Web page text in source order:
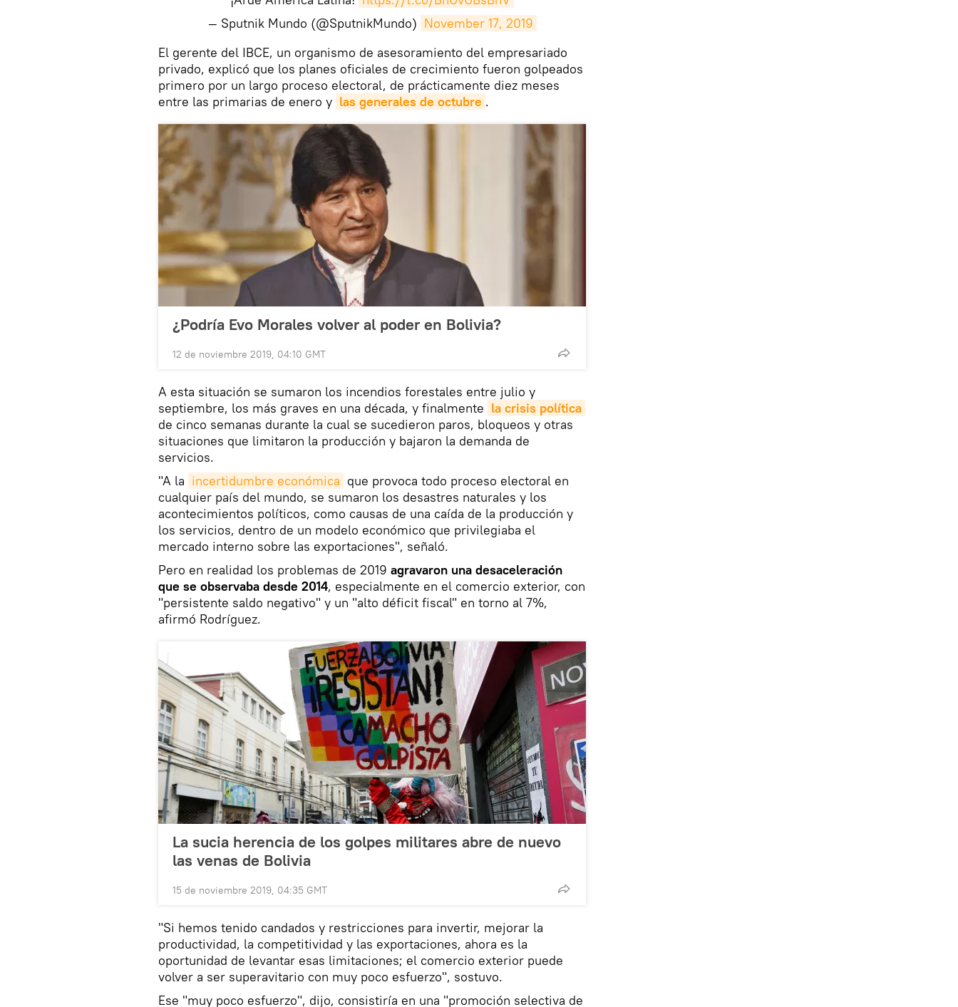
— Sputnik Mundo (@SputnikMundo) November 17, 2019
El gerente del IBCE, un organismo de asesoramiento del empresariado
privado, explicó que los planes oficiales de crecimiento fueron golpeados
primero por un largo proceso electoral, de prácticamente diez meses
entre las primarias de enero y las generales de octubre .
¿Podría Evo Morales volver al poder en Bolivia?
12 de noviembre 2019, 04:10 GMT
A esta situación se sumaron los incendios forestales entre julio y
septiembre, los más graves en una década, y finalmente la crisis política
de cinco semanas durante la cual se sucedieron paros, bloqueos y otras
situaciones que limitaron la producción y bajaron la demanda de
servicios.
"A la incertidumbre económica que provoca todo proceso electoral en
cualquier país del mundo, se sumaron los desastres naturales y los
acontecimientos políticos, como causas de una caída de la producción y
los servicios, dentro de un modelo económico que privilegiaba el
mercado interno sobre las exportaciones", señaló.
Pero en realidad los problemas de 2019 agravaron una desaceleración
que se observaba desde 2014, especialmente en el comercio exterior, con
"persistente saldo negativo" y un "alto déficit fiscal" en torno al 7%,
afirmó Rodríguez.
La sucia herencia de los golpes militares abre de nuevo
las venas de Bolivia
15 de noviembre 2019, 04:35 GMT
"Si hemos tenido candados y restricciones para invertir, mejorar la
productividad, la competitividad y las exportaciones, ahora es la
oportunidad de levantar esas limitaciones; el comercio exterior puede
volver a ser superavitario con muy poco esfuerzo", sostuvo.
Ese "muy poco esfuerzo", dijo, consistiría en una "promoción selectiva de